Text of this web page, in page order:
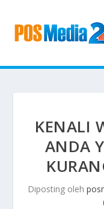
KENALI
ANDA
Diposting oleh